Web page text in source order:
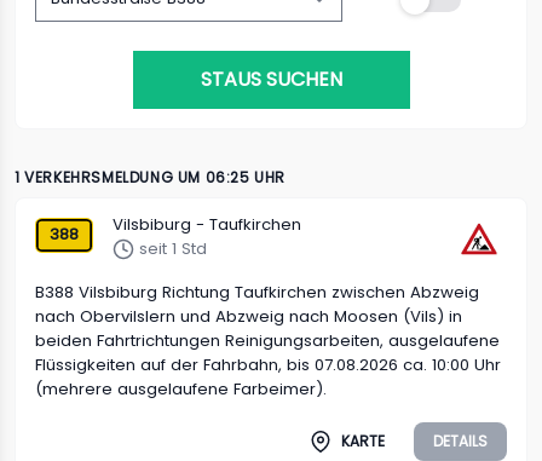
STAUS SUCHEN
1 VERKEHRSMELDUNG UM 06:25 UHR
388
Vilsbiburg - Taufkirchen
seit 1 Std
B388 Vilsbiburg Richtung Taufkirchen zwischen Abzweig
nach Obervilslern und Abzweig nach Moosen (Vils) in
beiden Fahrtrichtungen Reinigungsarbeiten, ausgelaufene
Flüssigkeiten auf der Fahrbahn, bis 07.08.2026 ca. 10:00 Uhr
(mehrere ausgelaufene Farbeimer).
KARTE DETAILS